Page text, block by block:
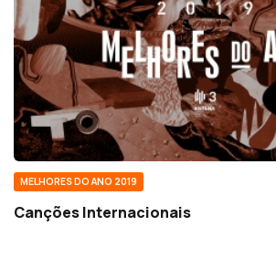
MELHORES DO ANO 2019
Canções Internacionais